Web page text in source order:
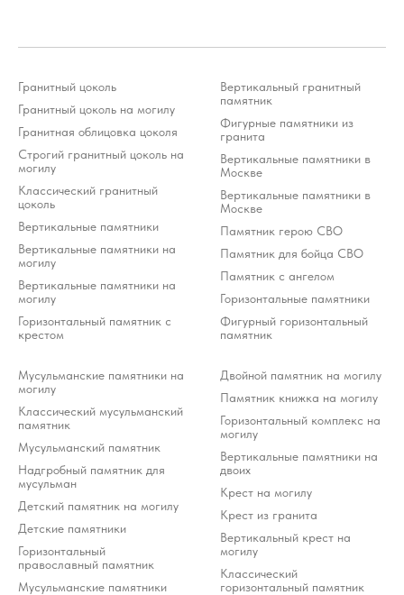
Гранитный цоколь
Гранитный цоколь на могилу
Гранитная облицовка цоколя
Строгий гранитный цоколь на
могилу
Классический гранитный
цоколь
Вертикальные памятники
Вертикальные памятники на
могилу
Вертикальные памятники на
могилу
Горизонтальный памятник с
крестом
Вертикальный гранитный
памятник
Фигурные памятники из
гранита
Вертикальные памятники в
Москве
Вертикальные памятники в
Москве
Памятник герою СВО
Памятник для бойца СВО
Памятник с ангелом
Горизонтальные памятники
Фигурный горизонтальный
памятник
Мусульманские памятники на
могилу
Классический мусульманский
памятник
Мусульманский памятник
Надгробный памятник для
мусульман
Детский памятник на могилу
Детские памятники
Горизонтальный
православный памятник
Мусульманские памятники
Двойной памятник на могилу
Памятник книжка на могилу
Горизонтальный комплекс на
могилу
Вертикальные памятники на
двоих
Крест на могилу
Крест из гранита
Вертикальный крест на
могилу
Классический
горизонтальный памятник
Политика конфиденциальности
экстремистской организацией и запрещена на территории РФ (решение
Тверского районного суда г. Москвы от 21.03.2022 г.). Оператор осуждает
деятельность Meta, но использует WhatsApp исключительно по выбору
клиента.